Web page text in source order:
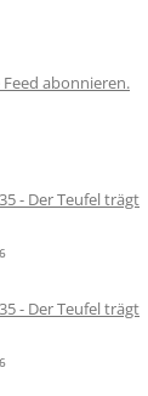
Feed abonnieren.
- Der Teufel trägt
- Der Teufel trägt